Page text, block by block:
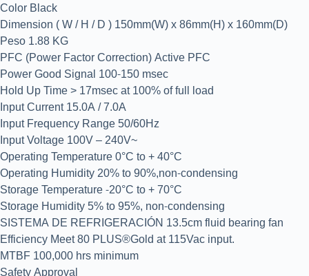
Color Black
Dimension ( W / H / D ) 150mm(W) x 86mm(H) x 160mm(D)
Peso 1.88 KG
PFC (Power Factor Correction) Active PFC
Power Good Signal 100-150 msec
Hold Up Time > 17msec at 100% of full load
Input Current 15.0A / 7.0A
Input Frequency Range 50/60Hz
Input Voltage 100V – 240V~
Operating Temperature 0°C to + 40°C
Operating Humidity 20% to 90%,non-condensing
Storage Temperature -20°C to + 70°C
Storage Humidity 5% to 95%, non-condensing
SISTEMA DE REFRIGERACIÓN 13.5cm fluid bearing fan
Efficiency Meet 80 PLUS®Gold at 115Vac input.
MTBF 100,000 hrs minimum
Safety Approval